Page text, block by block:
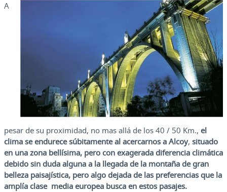
A
pesar de su proximidad, no mas allá de los 40 / 50 Km., el
clima se endurece súbitamente al acercarnos a Alcoy, situado
en una zona bellísima, pero con exagerada diferencia climática
debido sin duda alguna a la llegada de la montaña de gran
belleza paisajística, pero algo dejada de las preferencias que la
amplía clase media europea busca en estos pasajes.